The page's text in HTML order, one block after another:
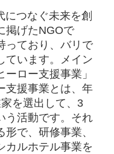
つなぐ未来を創
掲げたNGOで
っており、バリで
ています。メイン
ロー支援事業」
支援事業とは、年
を選出して、3
う活動です。それ
で、研修事業、
カルホテル事業を